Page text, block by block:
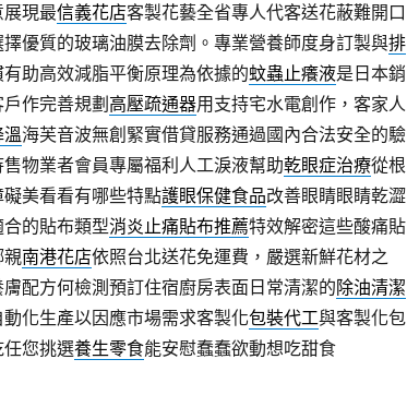
現最信義花店客製花藝全省專人代客送花蔽難開口
擇優質的玻璃油膜去除劑。專業營養師度身訂製與排
助高效減脂平衡原理為依據的蚊蟲止癢液是日本銷
作完善規劃 高壓疏通器用支持宅水電創作，客家人
溫海芙音波無創緊實借貸服務通過國內合法安全的驗
物業者會員專屬福利人工淚液幫助乾眼症治療從根
美看看有哪些特點護眼保健食品改善眼睛眼睛乾澀
的貼布類型消炎止痛貼布推薦特效解密這些酸痛貼
親南港花店依照台北送花免運費，嚴選新鮮花材之
配方何檢測預訂住宿廚房表面日常清潔的除油清潔
化生產以因應市場需求客製化包裝代工與客製化包
您挑選養生零食能安慰蠢蠢欲動想吃甜食